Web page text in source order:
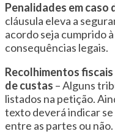
Penalidades em caso
cláusula eleva a
acordo seja cumprido
consequências legais.
Recolhimentos
de custas – Alguns
listados na petição.
texto deverá indicar
entre as partes ou não.